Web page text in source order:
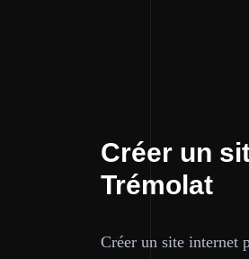
Créer un
Trémolat
Créer un site internet